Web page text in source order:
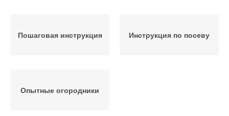
Пошаговая инструкция Инструкция по посеву
Опытные огородники